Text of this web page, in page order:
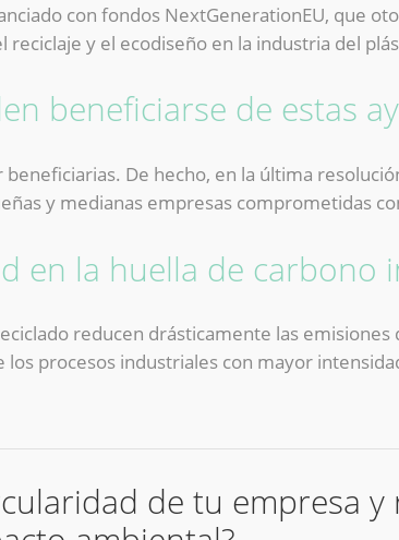
con fondos NextGenerationEU, que
y el ecodiseño en la industria del
beneficiarse de estas
De hecho, en la última
y medianas empresas comprometidas
en la huella de carbono
reducen drásticamente las emisiones
procesos industriales con mayor
de tu empresa y